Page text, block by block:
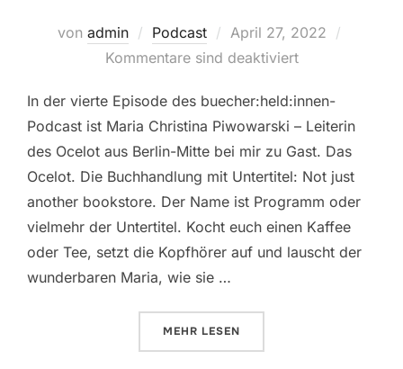
von admin Podcast
Veröffentlicht
am
April 27, 2022
Kommentare sind deaktiviert
In der vierte Episode des buecher:held:innen-
Podcast ist Maria Christina Piwowarski – Leiterin
des Ocelot aus Berlin-Mitte bei mir zu Gast. Das
Ocelot. Die Buchhandlung mit Untertitel: Not just
another bookstore. Der Name ist Programm oder
vielmehr der Untertitel. Kocht euch einen Kaffee
oder Tee, setzt die Kopfhörer auf und lauscht der
wunderbaren Maria, wie sie …
MEHR ÜBER „DAS OCELOT UND DIE
LESEN